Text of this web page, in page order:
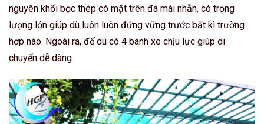
nguyên khối bọc thép có mặt trên đá mài nhẵn, có trọng
lượng lớn giúp dù luôn luôn đứng vững trước bất kì trường
hợp nào. Ngoài ra, đế dù có 4 bánh xe chịu lực giúp di
chuyển dễ dàng.